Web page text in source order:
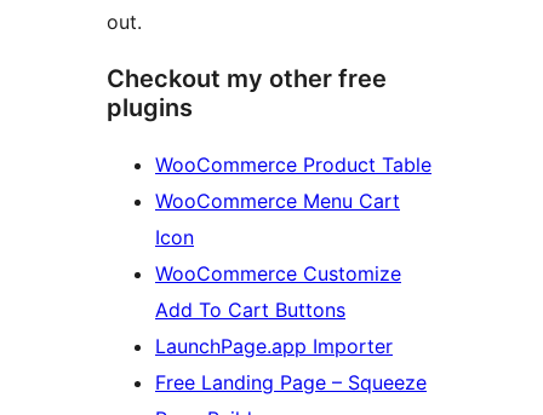
out.
Checkout my other free
plugins
WooCommerce Product Table
WooCommerce Menu Cart
Icon
WooCommerce Customize
Add To Cart Buttons
LaunchPage.app Importer
Free Landing Page – Squeeze